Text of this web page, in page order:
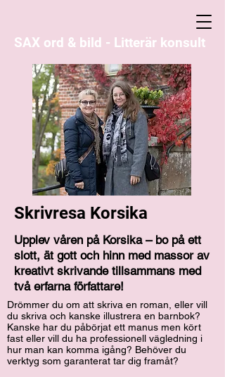
SAX ord & bild - Litterär konsult
Skrivresa Korsika
Upplev våren på Korsika – bo på ett
slott, ät gott och hinn med massor av
kreativt skrivande tillsammans med
två erfarna författare!
Drömmer du om att skriva en roman, eller vill
du skriva och kanske illustrera en barnbok?
Kanske har du påbörjat ett manus men kört
fast eller vill du ha professionell vägledning i
hur man kan komma igång? Behöver du
verktyg som garanterat tar dig framåt?